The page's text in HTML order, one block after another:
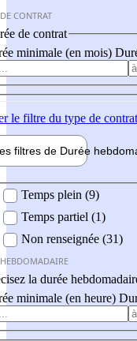
CONTRAT
de contrat
minimale (en mois)
le filtre du type de contrat
filtres de Durée hebdo
Temps plein (9)
Temps partiel (1)
Non renseignée (31)
la durée
minimale (en heure)